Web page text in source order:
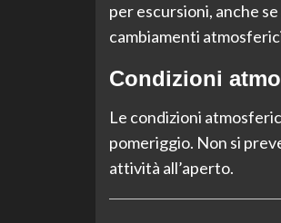
per escursioni, anche
cambiamenti
Condizioni
Le condizioni
pomeriggio. Non si
attività all’aperto.